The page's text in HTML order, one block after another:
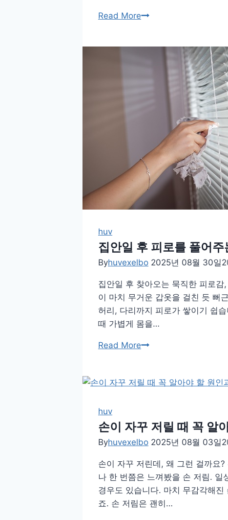
스
레
Read More피
몸
을
깨
우
강
한
아
침
루
틴
huv
집안일 후 피로를 풀어
Byhuvexelbo 2025년 08월 30일
집안일 후 찾아오는 묵직한 피로
이 마치 무거운 갑옷을 걸친 듯 뻐
허리, 다리까지 피로가 쌓이기 쉽
때 가볍게 몸을…
Read More집
후
를
주
는
최
고
huv
손이 자꾸 저릴 때 꼭 알
Byhuvexelbo 2025년 08월 03일
손이 자꾸 저린데, 왜 그런 걸까요
나 한 번쯤은 느껴봤을 손 저림. 일
경우도 있습니다. 마치 무감각해진
죠. 손 저림은 괜히…